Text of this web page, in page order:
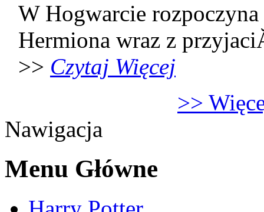
W Hogwarcie
Hermiona wraz z
>> Czytaj Więcej
>>
Nawigacja
Menu Główne